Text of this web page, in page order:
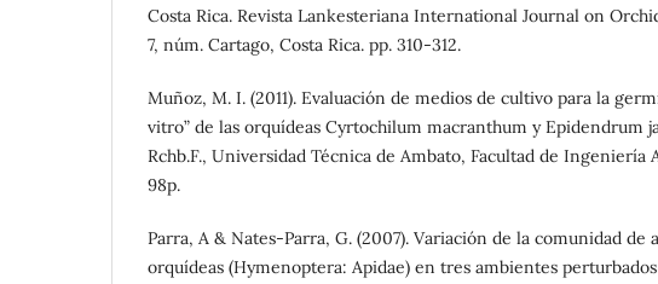
Costa Rica. Revista Lankesteriana International Journal on
7, núm. Cartago, Costa Rica. pp. 310-312.
Muñoz, M. I. (2011). Evaluación de medios de cultivo para la
vitro” de las orquídeas Cyrtochilum macranthum y Epidendrum
Rchb.F., Universidad Técnica de Ambato, Facultad de Ingeniería
98p.
Parra, A & Nates-Parra, G. (2007). Variación de la comunidad de
orquídeas (Hymenoptera: Apidae) en tres ambientes